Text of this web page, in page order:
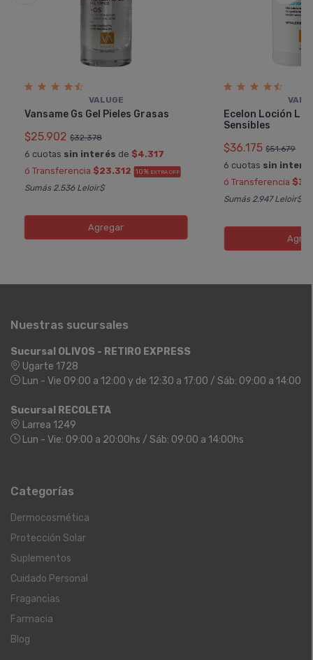
VALUGE
Vansame Gs Gel Pieles Grasas
$25.902 $32.378
6 cuotas sin interés de $4.317
ó Transferencia $23.312 10% EXTRA OFF
Sumás 2.536 Leloir$
Agregar
Ecelon Loción
Sensibles
$36.175 $51.679
6 cuotas sin
ó Transferencia
Sumás 2.947 Leloir$
Nuestras sucursales
Sucursal OLIVOS - RETIRO EXPRESS
Ugarte 1728
Lun - Vie 09:00 a 12:00 y de 12:30 a 17:00 / Sáb: 09:00 a 14:00
Sucursal RECOLETA
Larrea 1249
Lun - Vie: 09:00 a 20:00hs / Sáb: 09:00 a 14:00hs
Categorías
Dermocosmética
Protección Solar
Suplementos
Cuidado Personal
Fragancias
Farmacia
Blog